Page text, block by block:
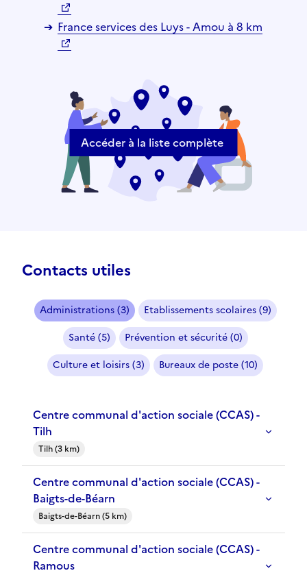
France services des Luys - Amou à 8 km
Accéder à la liste complète
Contacts utiles
Administrations (3)
Etablissements scolaires (9)
Santé (5)
Prévention et sécurité (0)
Culture et loisirs (3)
Bureaux de poste (10)
Centre communal d'action sociale (CCAS) -
Tilh
Tilh (3 km)
Centre communal d'action sociale (CCAS) -
Baigts-de-Béarn
Baigts-de-Béarn (5 km)
Centre communal d'action sociale (CCAS) -
Ramous